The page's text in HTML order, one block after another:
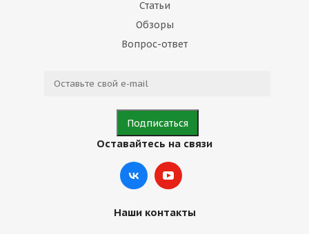
Статьи
Обзоры
Вопрос-ответ
Оставайтесь на связи
Наши контакты